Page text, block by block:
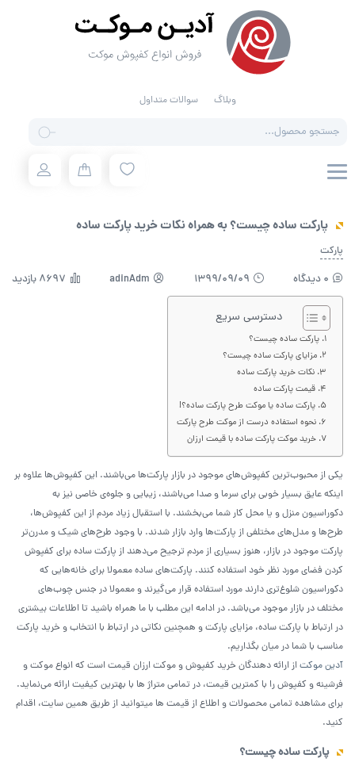
وبلاگ سوالات متداول
search
پارکت ساده چیست؟ به همراه نکات خرید پارکت ساده
پارکت
0 دیدگاه 1399/09/09
adinAdm 8697 بازدید
دسترسی سریع
پارکت ساده چیست؟
مزایای پارکت ساده چیست؟
نکات خرید پارکت ساده
قیمت پارکت ساده
پارکت ساده یا موکت طرح پارکت ساده؟!
نحوه استفاده درست از موکت طرح پارکت
خرید موکت پارکت ساده با قیمت ارزان
یکی از محبوب‌ترین کفپوش‌های موجود در بازار پارکت‌ها می‌باشند. این کفپوش‌ها علاوه بر
اینکه عایق بسیار خوبی برای سرما و صدا می‌باشند، زیبایی و جلوه‌ی خاصی نیز به
دکوراسیون منزل و یا محل کار شما می‌بخشند. با استقبال زیاد مردم از این کفپوش‌ها،
طرح‌ها و مدل‌های مختلفی از پارکت‌ها وارد بازار شدند. با وجود طرح‌های شیک و مدرن‌تر
پارکت موجود در بازار، هنوز بسیاری از مردم ترجیح می‌دهند از پارکت ساده برای کفپوش
کردن فضای مورد نظر خود استفاده کنند. پارکت‌های ساده معمولا برای خانه‌هایی که
دکوراسیون شلوغ‌تری دارند مورد استفاده قرار می‌گیرند و معمولا در جنس چوب‌های
مختلف در بازار موجود می‌باشد. در ادامه این مطلب با ما همراه باشید تا اطلاعات بیشتری
در ارتباط با پارکت ساده، مزایای پارکت و همچنین نکاتی در ارتباط با انتخاب و خرید پارکت
مناسب با شما در میان بگذاریم.
آدین موکتاز ارائه دهندگان خرید کفپوش و موکت ارزان قیمت است که انواع موکت و
فرشینه و کفپوش را با کمترین قیمت، در تمامی متراژ ها با بهترین کیفیت ارائه می‌نماید.
برای مشاهده تمامی محصولات و اطلاع از قیمت ها میتوانید از طریق همین سایت، اقدام
کنید.
پارکت ساده چیست؟